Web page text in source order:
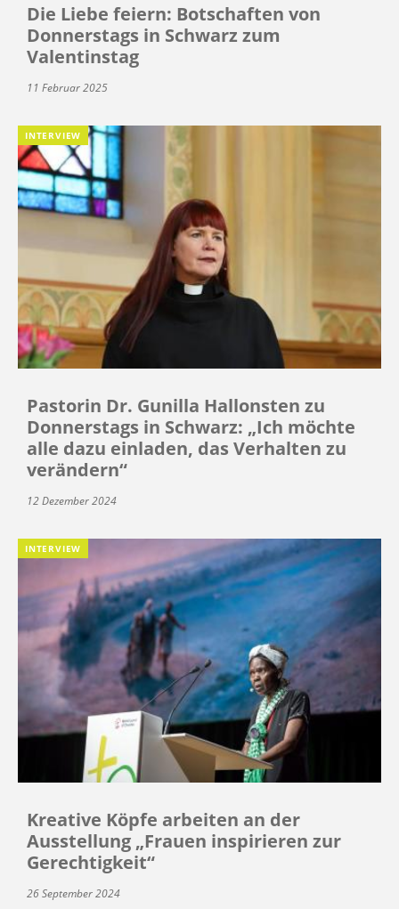
Die Liebe feiern: Botschaften von
Donnerstags in Schwarz zum
Valentinstag
11 Februar 2025
INTERVIEW
Pastorin Dr. Gunilla Hallonsten zu
Donnerstags in Schwarz: „Ich möchte
alle dazu einladen, das Verhalten zu
verändern“
12 Dezember 2024
INTERVIEW
Kreative Köpfe arbeiten an der
Ausstellung „Frauen inspirieren zur
Gerechtigkeit“
26 September 2024